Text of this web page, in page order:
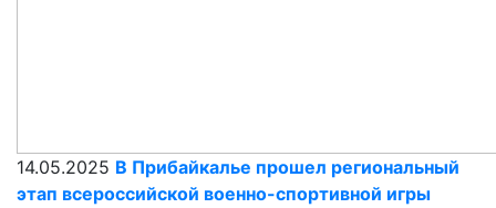
14.05.2025 В Прибайкалье прошел региональный
этап всероссийской военно-спортивной игры